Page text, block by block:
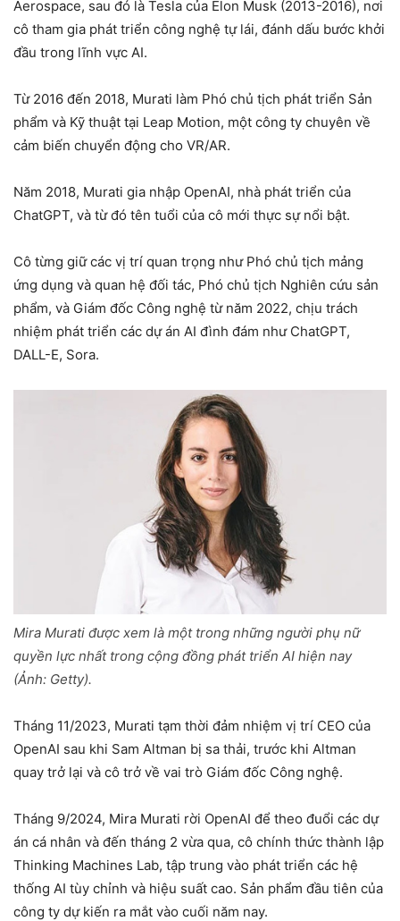
Aerospace, sau đó là Tesla của Elon Musk (2013-2016), nơi
cô tham gia phát triển công nghệ tự lái, đánh dấu bước khởi
đầu trong lĩnh vực AI.
Từ 2016 đến 2018, Murati làm Phó chủ tịch phát triển Sản
phẩm và Kỹ thuật tại Leap Motion, một công ty chuyên về
cảm biến chuyển động cho VR/AR.
Năm 2018, Murati gia nhập OpenAI, nhà phát triển của
ChatGPT, và từ đó tên tuổi của cô mới thực sự nổi bật.
Cô từng giữ các vị trí quan trọng như Phó chủ tịch mảng
ứng dụng và quan hệ đối tác, Phó chủ tịch Nghiên cứu sản
phẩm, và Giám đốc Công nghệ từ năm 2022, chịu trách
nhiệm phát triển các dự án AI đình đám như ChatGPT,
DALL-E, Sora.
Mira Murati được xem là một trong những người phụ nữ
quyền lực nhất trong cộng đồng phát triển AI hiện nay
(Ảnh: Getty).
Tháng 11/2023, Murati tạm thời đảm nhiệm vị trí CEO của
OpenAI sau khi Sam Altman bị sa thải, trước khi Altman
quay trở lại và cô trở về vai trò Giám đốc Công nghệ.
Tháng 9/2024, Mira Murati rời OpenAI để theo đuổi các dự
án cá nhân và đến tháng 2 vừa qua, cô chính thức thành lập
Thinking Machines Lab, tập trung vào phát triển các hệ
thống AI tùy chỉnh và hiệu suất cao. Sản phẩm đầu tiên của
công ty dự kiến ra mắt vào cuối năm nay.